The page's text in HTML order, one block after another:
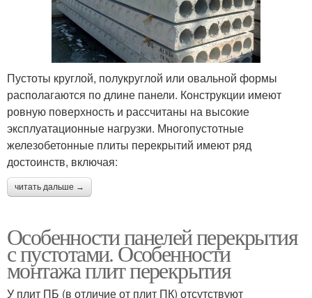
Пустоты круглой, полукруглой или овальной формы
располагаются по длине панели. Конструкции имеют
ровную поверхность и рассчитаны на высокие
эксплуатационные нагрузки. Многопустотные
железобетонные плиты перекрытий имеют ряд
достоинств, включая:
читать дальше →
Особенности панелей перекрытия
с пустотами. Особенности
монтажа плит перекрытия
У плит ПБ (в отличие от плит ПК) отсутствуют